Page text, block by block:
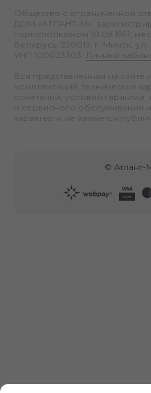
Общество с ограниченной
ДОМ «АТЛАНТ-М»,
горисполкомом 10.09.1991;
Беларусь, 220019, г. Минск,
УНП 100023303.
Личный
Вся представленная на
комплектаций, технических
сочетаний, условий
и сервисного обслуживания
характер и не является
© Атлант-